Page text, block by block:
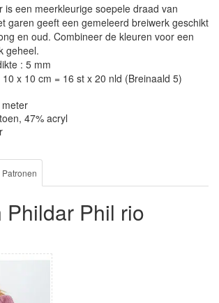
is een meerkleurige soepele draad van
garen geeft een gemeleerd breiwerk geschikt
en oud. Combineer de kleuren voor een
geheel.
: 5 mm
x 10 cm = 16 st x 20 nld (Breinaald 5)
47% acryl
Patronen
Phildar Phil rio